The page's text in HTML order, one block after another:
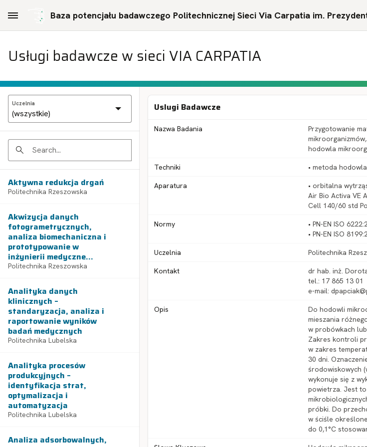
Baza potencjału badawczego Politechnicznej Sieci Via Carpatia im.
Usługi badawcze w sieci VIA CARPATIA
Uczelnia
Search
Aktywna redukcja drgań
Politechnika Rzeszowska
Akwizycja danych
fotogrametrycznych,
analiza biomechaniczna i
prototypowanie w
inżynierii medyczne...
Politechnika Rzeszowska
Analityka danych
klinicznych –
standaryzacja, analiza i
raportowanie wyników
badań medycznych
Politechnika Lubelska
Analityka procesów
produkcyjnych –
identyfikacja strat,
optymalizacja i
automatyzacja
Politechnika Lubelska
Analiza adsorbowalnych,
Uslugi Badawcze
Nazwa Badania
Przygotowanie
hodowla
Techniki • metoda
Aparatura
• orbitalna
Air Bio Activa VE
Cell 140/60 std
Normy
• PN-EN ISO
• PN-EN ISO
Uczelnia Politechnika
Kontakt
dr hab. inż.
tel.: 17 865 13 01
e-mail:
Opis
Do hodowli
mieszania
w probówkach
Zakres kontroli
w zakres
30 dni.
środowiskowych
wykonuje się z
powietrza. Jest
próbki. Do
w ściśle
do 0,1°C